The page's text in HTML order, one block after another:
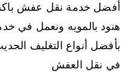
أفضل خدمة نقل عفش
هنود بالمويه ونعمل في
بأفضل أنواع التغليف
في نقل العفش